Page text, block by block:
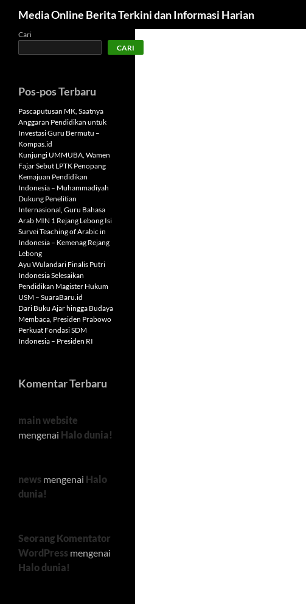
Langsung
Media Online Berita Terkini dan Informasi Harian
Cari
CARI
Pos-pos Terbaru
Pascaputusan MK, Saatnya
Anggaran Pendidikan untuk
Investasi Guru Bermutu –
Kompas.id
Kunjungi UMMUBA, Wamen
Fajar Sebut LPTK Penopang
Kemajuan Pendidikan
Indonesia – Muhammadiyah
Dukung Penelitian
Internasional, Guru Bahasa
Arab MIN 1 Rejang Lebong Isi
Survei Teaching of Arabic in
Indonesia – Kemenag Rejang
Lebong
Ayu Wulandari Finalis Putri
Indonesia Selesaikan
Pendidikan Magister Hukum
USM – SuaraBaru.id
Dari Buku Ajar hingga Budaya
Membaca, Presiden Prabowo
Perkuat Fondasi SDM
Indonesia – Presiden RI
Komentar Terbaru
main website
mengenai Halo dunia!
news mengenai Halo
dunia!
Seorang Komentator
WordPress mengenai
Halo dunia!